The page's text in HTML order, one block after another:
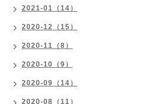
2021-01（14）
2020-12（15）
2020-11（8）
2020-10（9）
2020-09（14）
2020-08（11）